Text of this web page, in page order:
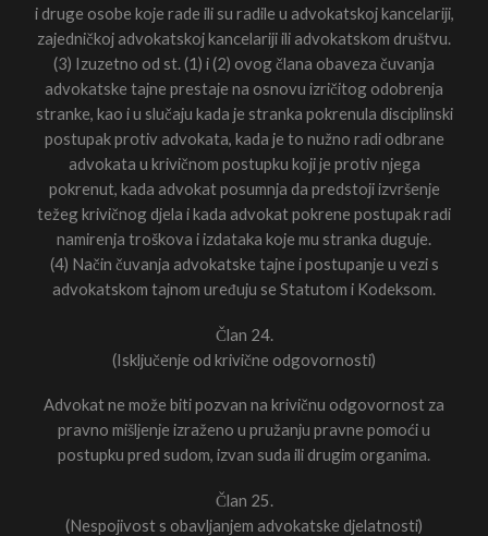
i druge osobe koje rade ili su radile u advokatskoj kancelariji,
zajedničkoj advokatskoj kancelariji ili advokatskom društvu.
(3) Izuzetno od st. (1) i (2) ovog člana obaveza čuvanja
advokatske tajne prestaje na osnovu izričitog odobrenja
stranke, kao i u slučaju kada je stranka pokrenula disciplinski
postupak protiv advokata, kada je to nužno radi odbrane
advokata u krivičnom postupku koji je protiv njega
pokrenut, kada advokat posumnja da predstoji izvršenje
težeg krivičnog djela i kada advokat pokrene postupak radi
namirenja troškova i izdataka koje mu stranka duguje.
(4) Način čuvanja advokatske tajne i postupanje u vezi s
advokatskom tajnom uređuju se Statutom i Kodeksom.
Član 24.
(Isključenje od krivične odgovornosti)
Advokat ne može biti pozvan na krivičnu odgovornost za
pravno mišljenje izraženo u pružanju pravne pomoći u
postupku pred sudom, izvan suda ili drugim organima.
Član 25.
(Nespojivost s obavljanjem advokatske djelatnosti)